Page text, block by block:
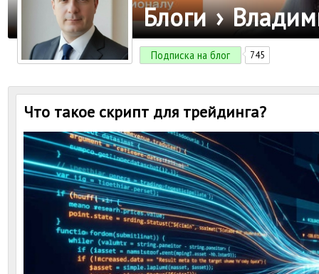
Блоги ›
Подписка на блог 745
Что такое скрипт для трейдинга?